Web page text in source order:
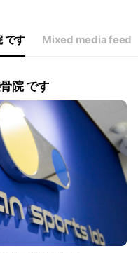
で営業
です Mixed media feed
院 です